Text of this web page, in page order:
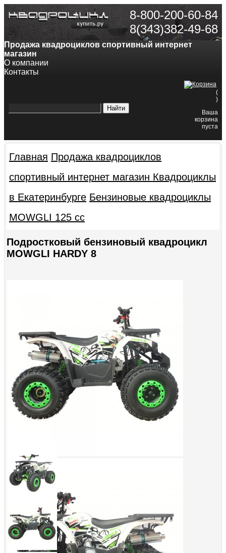
8-800-200-60-84
8(343)382-49-68
Продажа квадроциклов спортивный интернет
магазин
О компании
Контакты
(
)
Ваша
корзина
пуста
Главная Продажа квадроциклов
спортивный интернет магазин Квадроциклы
в Екатеринбурге Бензиновые квадроциклы
MOWGLI 125 cc
Подростковый бензиновый квадроцикл
MOWGLI HARDY 8